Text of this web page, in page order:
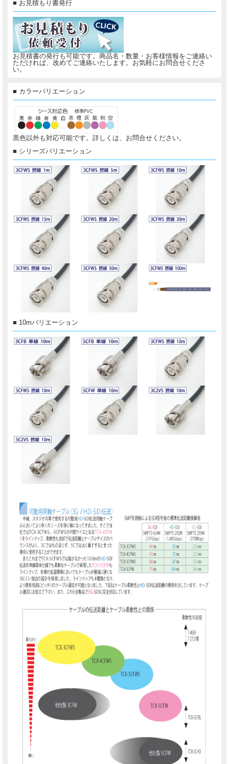
■ お見積もり書発行
お見積書の発行も可能です。商品名・数量・お客様情報をご連絡い
ただければ、改めてご連絡いたします。お気軽にお問合せくださ
い。
■ カラーバリエーション
黒色以外も対応可能です。詳しくは、お問合せください。
■ シリーズバリエーション
■ 10mバリエーション